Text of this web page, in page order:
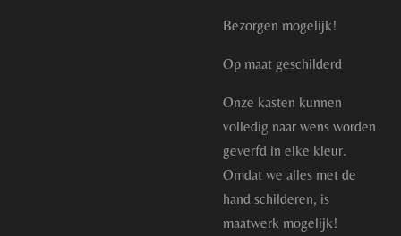
Bezorgen mogelijk!
Op maat geschilderd
Onze kasten kunnen
volledig naar wens worden
geverfd in elke kleur.
Omdat we alles met de
hand schilderen, is
maatwerk mogelijk!